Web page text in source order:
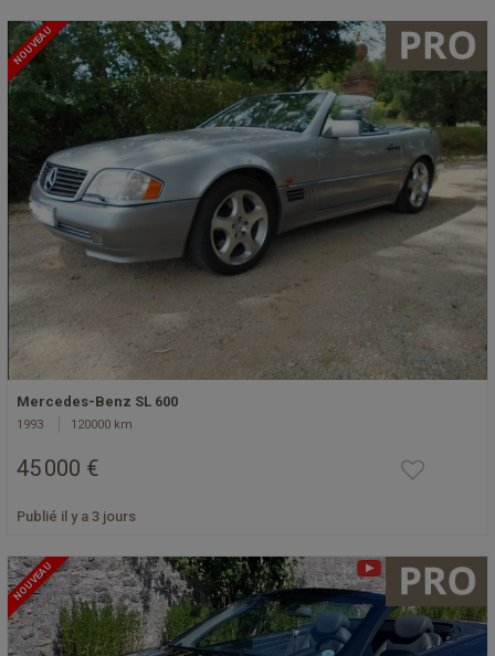
NOUVEAU
Mercedes-Benz SL 600
1993 120000 km
45 000 €
Publié il y a 3 jours
NOUVEAU